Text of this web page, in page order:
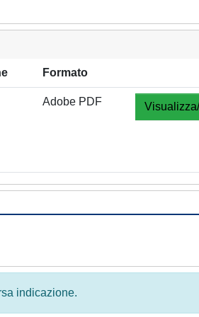
Formato
Adobe PDF
indicazione.